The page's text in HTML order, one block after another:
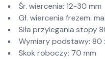
Śr. wiercenia: 12-30 mm
Gł. wiercenia frezem:
Siła przylegania stopy
Wymiary podstawy: 80
Skok roboczy: 70 mm